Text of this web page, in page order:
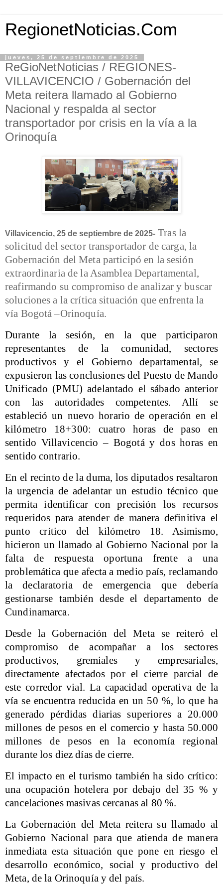
RegionetNoticias.Com
jueves, 25 de septiembre de 2025
ReGioNetNoticias / REGIONES-
VILLAVICENCIO / Gobernación del
Meta reitera llamado al Gobierno
Nacional y respalda al sector
transportador por crisis en la vía a la
Orinoquía
Villavicencio, 25 de septiembre de 2025- Tras la
solicitud del sector transportador de carga, la
Gobernación del Meta participó en la sesión
extraordinaria de la Asamblea Departamental,
reafirmando su compromiso de analizar y buscar
soluciones a la crítica situación que enfrenta la
vía Bogotá –Orinoquía.
Durante la sesión, en la que participaron
representantes de la comunidad, sectores
productivos y el Gobierno departamental, se
expusieron las conclusiones del Puesto de Mando
Unificado (PMU) adelantado el sábado anterior
con las autoridades competentes. Allí se
estableció un nuevo horario de operación en el
kilómetro 18+300: cuatro horas de paso en
sentido Villavicencio – Bogotá y dos horas en
sentido contrario.
En el recinto de la duma, los diputados resaltaron
la urgencia de adelantar un estudio técnico que
permita identificar con precisión los recursos
requeridos para atender de manera definitiva el
punto crítico del kilómetro 18. Asimismo,
hicieron un llamado al Gobierno Nacional por la
falta de respuesta oportuna frente a una
problemática que afecta a medio país, reclamando
la declaratoria de emergencia que debería
gestionarse también desde el departamento de
Cundinamarca.
Desde la Gobernación del Meta se reiteró el
compromiso de acompañar a los sectores
productivos, gremiales y empresariales,
directamente afectados por el cierre parcial de
este corredor vial. La capacidad operativa de la
vía se encuentra reducida en un 50 %, lo que ha
generado pérdidas diarias superiores a 20.000
millones de pesos en el comercio y hasta 50.000
millones de pesos en la economía regional
durante los diez días de cierre.
El impacto en el turismo también ha sido crítico:
una ocupación hotelera por debajo del 35 % y
cancelaciones masivas cercanas al 80 %.
La Gobernación del Meta reitera su llamado al
Gobierno Nacional para que atienda de manera
inmediata esta situación que pone en riesgo el
desarrollo económico, social y productivo del
Meta, de la Orinoquía y del país.